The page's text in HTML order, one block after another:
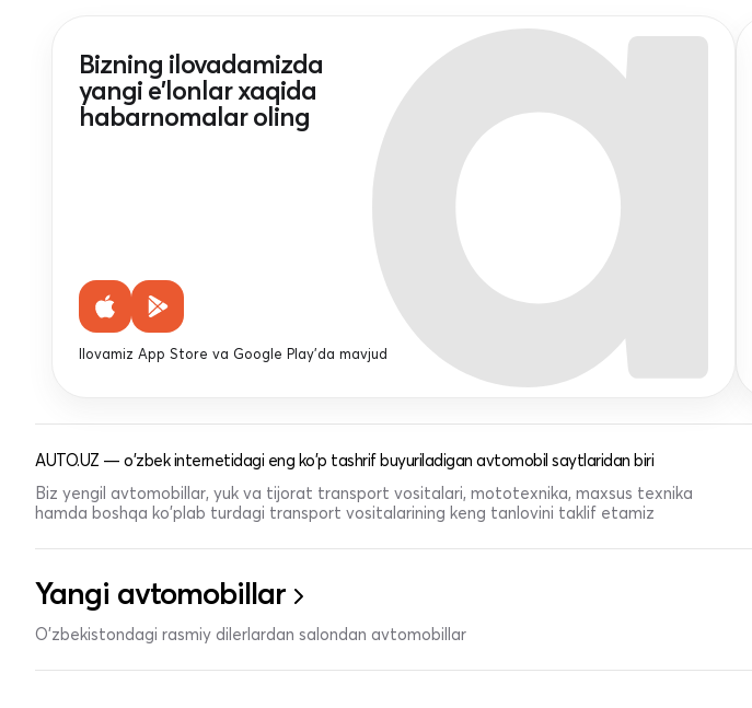
Bizning ilovadamizda
yangi e'lonlar xaqida
habarnomalar oling
Ilovamiz App Store va Google Play'da mavjud
AUTO.UZ — o'zbek internetidagi eng ko'p tashrif buyuriladigan avtomobil saytlaridan biri
Biz yengil avtomobillar, yuk va tijorat transport vositalari, mototexnika, maxsus texnika
hamda boshqa ko'plab turdagi transport vositalarining keng tanlovini taklif etamiz
Yangi avtomobillar
O'zbekistondagi rasmiy dilerlardan salondan avtomobillar